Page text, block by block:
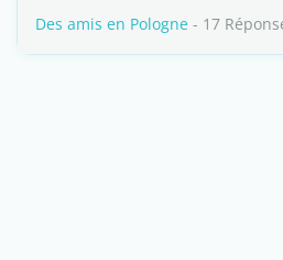
Des amis en Pologne - 17